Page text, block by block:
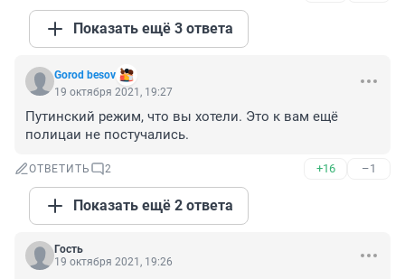
Показать ещё 3 ответа
Gorod besov
19 октября 2021, 19:27
Путинский режим, что вы хотели. Это к вам ещё
полицаи не постучались.
ОТВЕТИТЬ 2 +16 –1
Показать ещё 2 ответа
Гость
19 октября 2021, 19:26